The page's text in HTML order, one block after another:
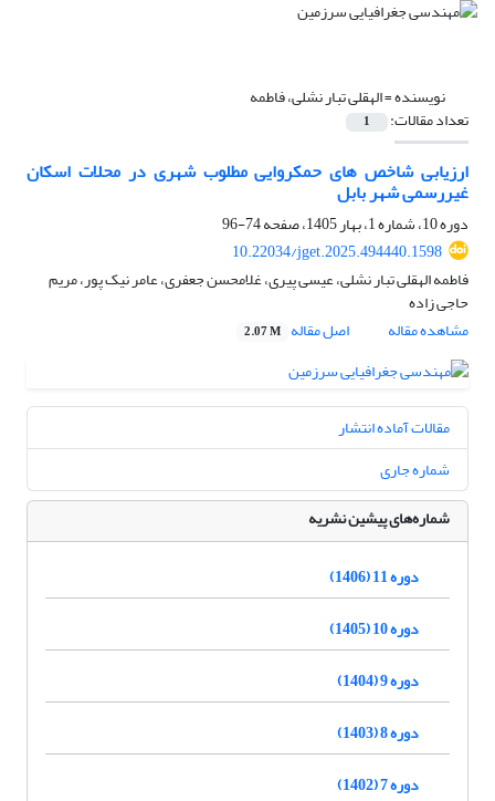
نویسنده =الهقلی تبار نشلی، فاطمه
تعداد مقالات: 1
ارزیابی شاخص های حمکروایی مطلوب شهری در محلات اسکان
غیررسمی شهر بابل
دوره 10، شماره 1، بهار 1405، صفحه
74-96
10.22034/jget.2025.494440.1598
فاطمه الهقلی تبار نشلی، عیسی پیری، غلامحسن جعفری، عامر نیک پور، مریم
حاجی زاده
مشاهده مقاله
اصل مقاله 2.07 M
مقالات آماده انتشار
شماره جاری
شماره‌های پیشین نشریه
دوره 11 (1406)
دوره 10 (1405)
دوره 9 (1404)
دوره 8 (1403)
دوره 7 (1402)